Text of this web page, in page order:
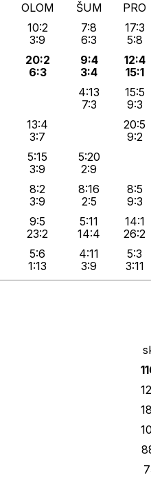
OLOM ŠUM PRO
10:2
3:9
7:8
6:3
17:3
5:8
20:2
6:3
9:4
3:4
12:4
15:1
4:13
7:3
15:5
9:3
13:4
3:7
20:5
9:2
5:15
3:9
5:20
2:9
8:2
3:9
8:16
2:5
8:5
9:3
9:5
23:2
5:11
14:4
14:1
26:2
5:6
1:13
4:11
3:9
5:3
3:11